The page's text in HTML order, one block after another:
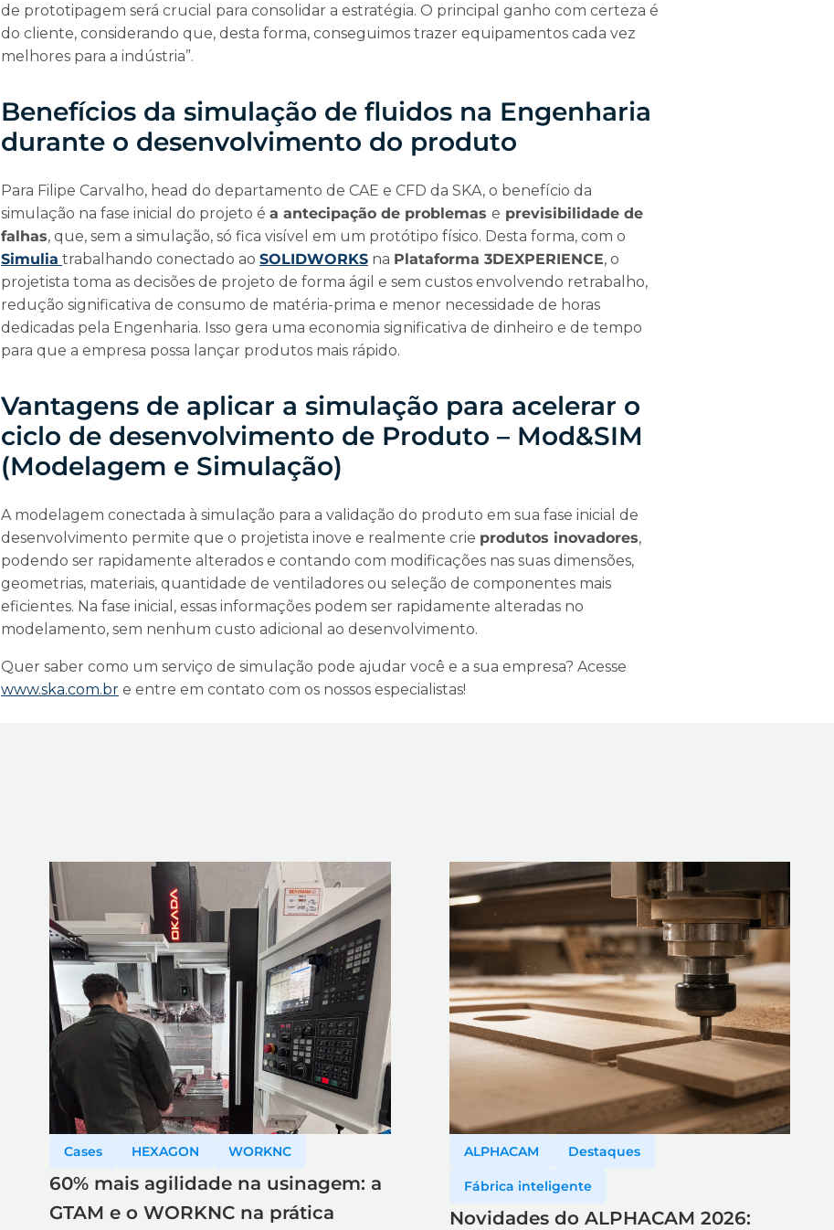
de prototipagem será crucial para consolidar a estratégia. O principal ganho com certeza é
do cliente, considerando que, desta forma, conseguimos trazer equipamentos cada vez
melhores para a indústria”.
Benefícios da simulação de fluidos na Engenharia
durante o desenvolvimento do produto
Para Filipe Carvalho, head do departamento de CAE e CFD da SKA, o benefício da
simulação na fase inicial do projeto é a antecipação de problemas e previsibilidade de
falhas, que, sem a simulação, só fica visível em um protótipo físico. Desta forma, com o
Simulia trabalhando conectado ao SOLIDWORKS na Plataforma 3DEXPERIENCE, o
projetista toma as decisões de projeto de forma ágil e sem custos envolvendo retrabalho,
redução significativa de consumo de matéria-prima e menor necessidade de horas
dedicadas pela Engenharia. Isso gera uma economia significativa de dinheiro e de tempo
para que a empresa possa lançar produtos mais rápido.
Vantagens de aplicar a simulação para acelerar o
ciclo de desenvolvimento de Produto – Mod&SIM
(Modelagem e Simulação)
A modelagem conectada à simulação para a validação do produto em sua fase inicial de
desenvolvimento permite que o projetista inove e realmente crie produtos inovadores,
podendo ser rapidamente alterados e contando com modificações nas suas dimensões,
geometrias, materiais, quantidade de ventiladores ou seleção de componentes mais
eficientes. Na fase inicial, essas informações podem ser rapidamente alteradas no
modelamento, sem nenhum custo adicional ao desenvolvimento.
Quer saber como um serviço de simulação pode ajudar você e a sua empresa? Acesse
www.ska.com.br e entre em contato com os nossos especialistas!
Cases HEXAGON WORKNC
60% mais agilidade na usinagem: a
GTAM e o WORKNC na prática
ALPHACAM Destaques
Fábrica inteligente
Novidades do ALPHACAM 2026: